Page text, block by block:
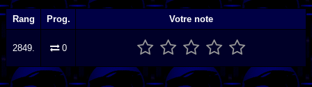
Rang Prog. Votre note
2849. 0